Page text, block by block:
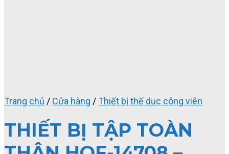
Trang chủ / Cửa hàng / Thiết bị thể dục công viên
THIẾT BỊ TẬP TOÀN